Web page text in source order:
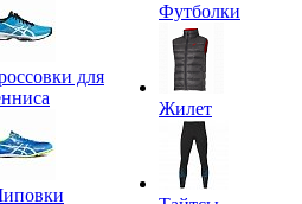
для
Футболки
Жилет